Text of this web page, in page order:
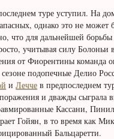
туре уступил. На
однако это не
что для дальнейшей
учитывая силу
от Фиорентины команда
подопечные Делио
иЛечче в предпоследнем
и дважды сыграла
Кассани,
Гойян, в то время как
Бальцаретти.